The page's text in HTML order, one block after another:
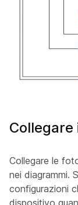
Collegare
Collegare le
nei diagrammi.
configurazioni
dispositivo